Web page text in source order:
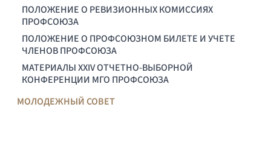
ПОЛОЖЕНИЕ О РЕВИЗИОННЫХ КОМИССИЯХ
ПРОФСОЮЗА
ПОЛОЖЕНИЕ О ПРОФСОЮЗНОМ БИЛЕТЕ И УЧЕТЕ
ЧЛЕНОВ ПРОФСОЮЗА
МАТЕРИАЛЫ XXIV ОТЧЕТНО-ВЫБОРНОЙ
КОНФЕРЕНЦИИ МГО ПРОФСОЮЗА
МОЛОДЕЖНЫЙ СОВЕТ